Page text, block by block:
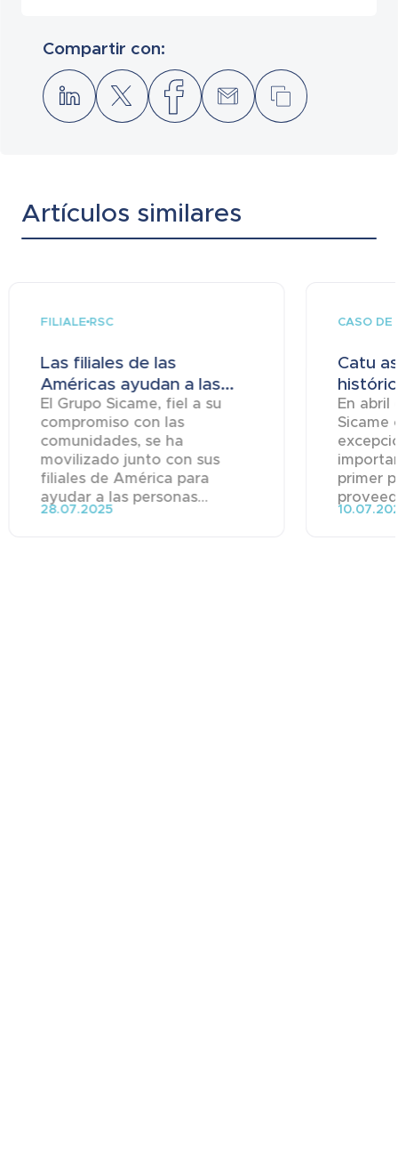
Compartir con:
Artículos similares
FILIALERSC
Las filiales de las
Américas ayudan a las...
El Grupo Sicame, fiel a su
compromiso con las
comunidades, se ha
movilizado junto con sus
filiales de América para
ayudar a las personas...
28.07.2025
CASO DE
Catu
En abril
Sicame
primer